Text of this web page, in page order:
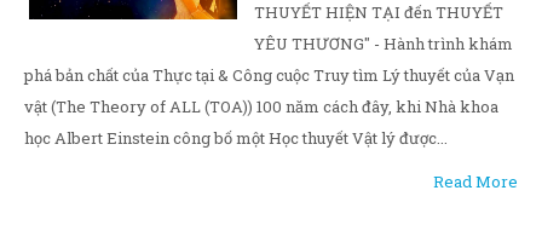
THUYẾT HIỆN TẠI đến THUYẾT
YÊU THƯƠNG" - Hành trình khám
phá bản chất của Thực tại & Công cuộc Truy tìm Lý thuyết của Vạn
vật (The Theory of ALL (TOA)) 100 năm cách đây, khi Nhà khoa
học Albert Einstein công bố một Học thuyết Vật lý được...
Read More